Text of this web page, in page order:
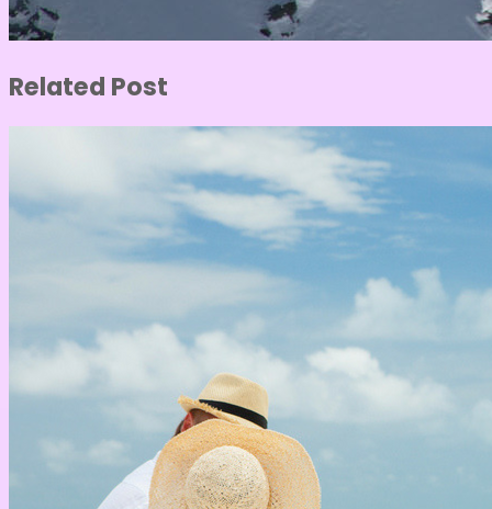
Related Post